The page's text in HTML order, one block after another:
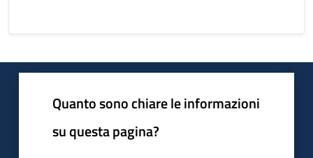
Quanto sono chiare le informazioni
su questa pagina?